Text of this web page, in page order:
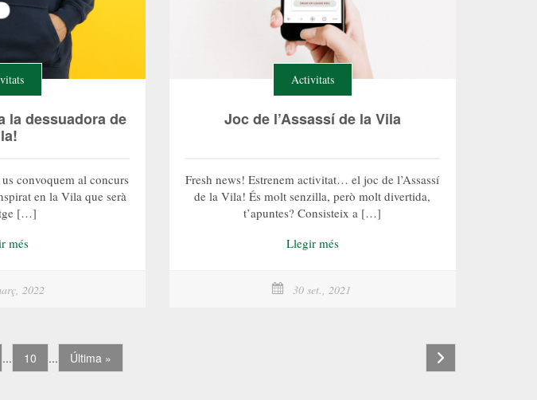
la dessuadora de
convoquem al concurs
en la Vila que serà
[…]
més
2022
Activitats
Joc de l’Assassí de la Vila
Fresh news! Estrenem activitat… el joc de l’Assassí
de la Vila! És molt senzilla, però molt divertida,
t’apuntes? Consisteix a […]
Llegir més
30 set., 2021
... 10 ... Última »